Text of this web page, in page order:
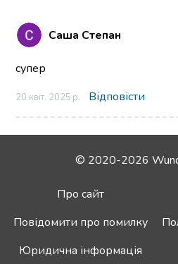
Саша Степан
супер
20 квіт. 2025 р. Відповісти
© 2020-2026
Про сайт
Повідомити про помилку
Юридична інформація